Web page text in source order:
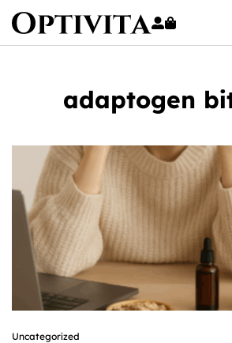
adaptogen
Uncategorized